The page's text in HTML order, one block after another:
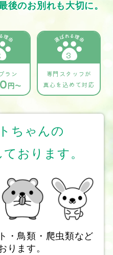
後のお別れも大切に。
ラン
円～
3
専門スタッフが
真心を込めて対応
ちゃんの
おります。
・鳥類・爬虫類など
ります。